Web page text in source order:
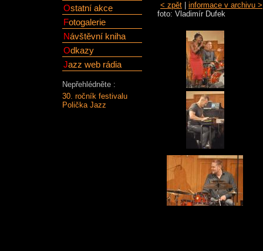
Ostatní akce
Fotogalerie
Návštěvní kniha
Odkazy
Jazz web rádia
Nepřehlédněte :
30. ročník festivalu
Polička Jazz
< zpět
informace v archivu >
foto: Vladimír Dufek